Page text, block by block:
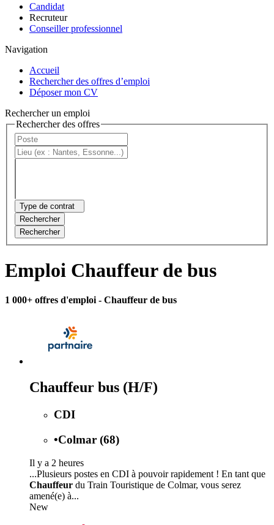
Candidat
Recruteur
Conseiller professionnel
Navigation
Accueil
Rechercher des offres d’emploi
Déposer mon CV
Rechercher un emploi
Rechercher des offres
Type de contrat
Rechercher
Rechercher
Emploi Chauffeur de bus
1 000+ offres d'emploi - Chauffeur de bus
Chauffeur bus (H/F)
CDI
•Colmar (68)
Il y a 2 heures
...Plusieurs postes en CDI à pouvoir rapidement ! En tant que
Chauffeur du Train Touristique de Colmar, vous serez
amené(e) à...
New